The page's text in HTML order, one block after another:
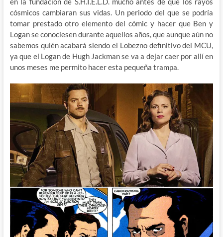
cósmicos cambiaran sus vidas. Un periodo del que se podría
tomar prestado otro elemento del cómic y hacer que Ben y
Logan se conociesen durante aquellos años, que aunque aún no
sabemos quién acabará siendo el Lobezno definitivo del MCU,
ya que el Logan de Hugh Jackman se va a dejar caer por allí en
unos meses me permito hacer esta pequeña trampa.